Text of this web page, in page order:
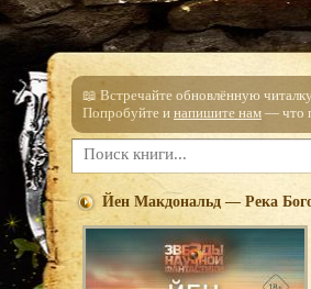
📖 Встречайте обновлённую
Попробуйте и напишите нам — что
Йен Макдональд — Река